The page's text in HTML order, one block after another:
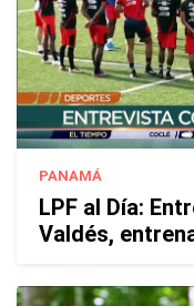
PANAMÁ
LPF al Día:
Valdés,